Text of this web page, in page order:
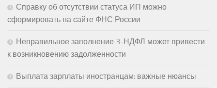
Справку об отсутствии статуса ИП можно
сформировать на сайте ФНС России
Неправильное заполнение 3-НДФЛ может привести
к возникновению задолженности
Выплата зарплаты иностранцам: важные нюансы